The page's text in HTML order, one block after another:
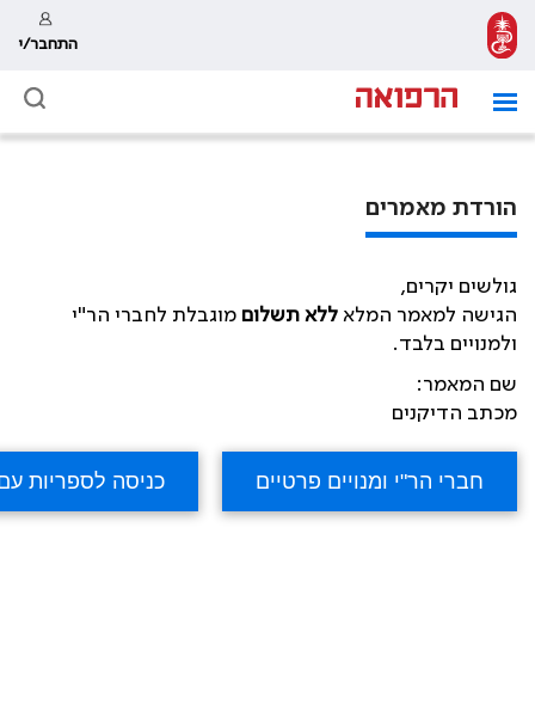
התחבר/י
הורדת מאמרים
גולשים יקרים,
הגישה למאמר המלא ללא תשלום מוגבלת לחברי הר"י
ולמנויים בלבד.
שם המאמר:
מכתב הדיקנים